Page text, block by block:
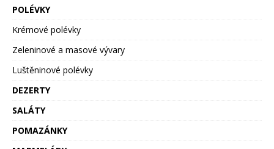
POLÉVKY
Krémové polévky
Zeleninové a masové vývary
Luštěninové polévky
DEZERTY
SALÁTY
POMAZÁNKY